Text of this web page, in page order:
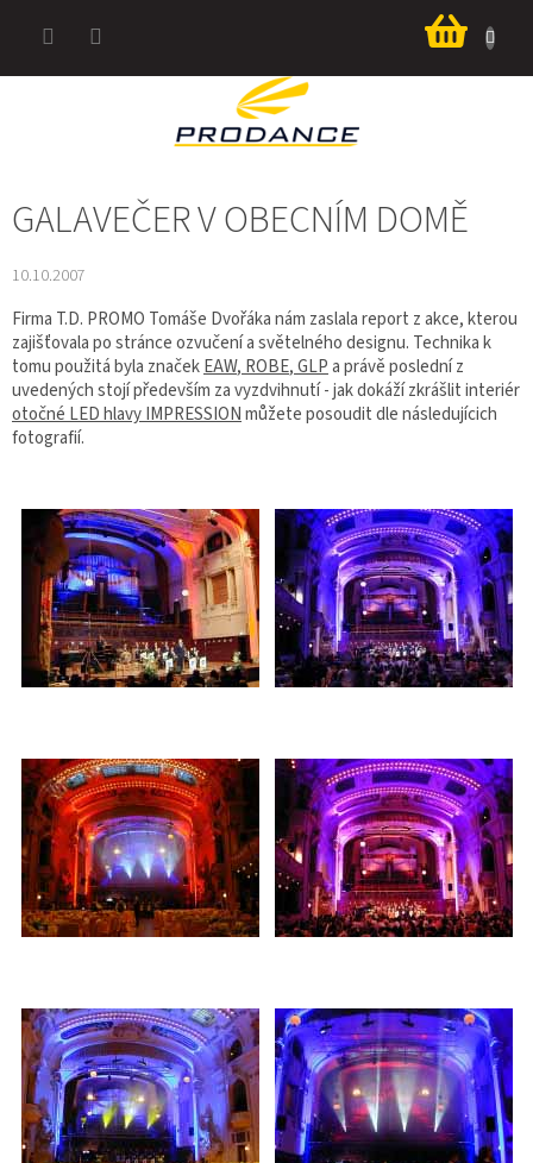
košík
GALAVEČER V OBECNÍM DOMĚ
10.10.2007
Firma T.D. PROMO Tomáše Dvořáka nám zaslala report z akce, kterou
zajišťovala po stránce ozvučení a světelného designu. Technika k
tomu použitá byla značekEAW, ROBE,GLPa právě poslední z
uvedených stojí především za vyzdvihnutí - jak dokáží zkrášlit interiér
otočné LED hlavy IMPRESSIONmůžete posoudit dle následujícich
fotografií.